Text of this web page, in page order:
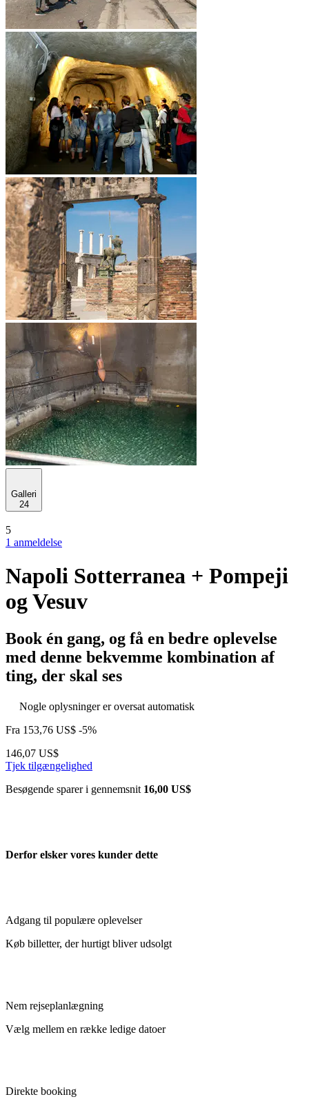
Galleri
24
5
1 anmeldelse
Napoli Sotterranea + Pompeji
og Vesuv
Book én gang, og få en bedre oplevelse
med denne bekvemme kombination af
ting, der skal ses
Nogle oplysninger er oversat automatisk
Fra 153,76 US$ -5%
146,07 US$
Tjek tilgængelighed
Besøgende sparer i gennemsnit 16,00 US$
Derfor elsker vores kunder dette
Adgang til populære oplevelser
Køb billetter, der hurtigt bliver udsolgt
Nem rejseplanlægning
Vælg mellem en række ledige datoer
Direkte booking